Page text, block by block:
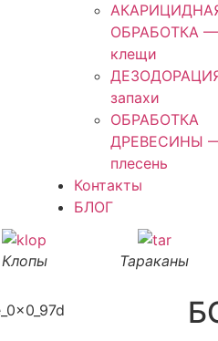
ОБРАБОТКА —
клещи
запахи
ОБРАБОТКА
ДРЕВЕСИНЫ
плесень
Контакты
БЛОГ
Клопы Тараканы